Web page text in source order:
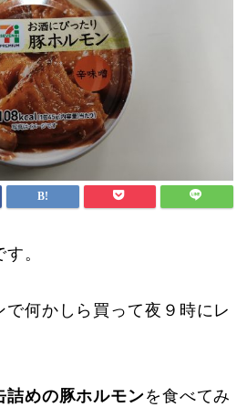
。
何かしら買って夜９時にレ
詰めの豚ホルモンを食べてみ